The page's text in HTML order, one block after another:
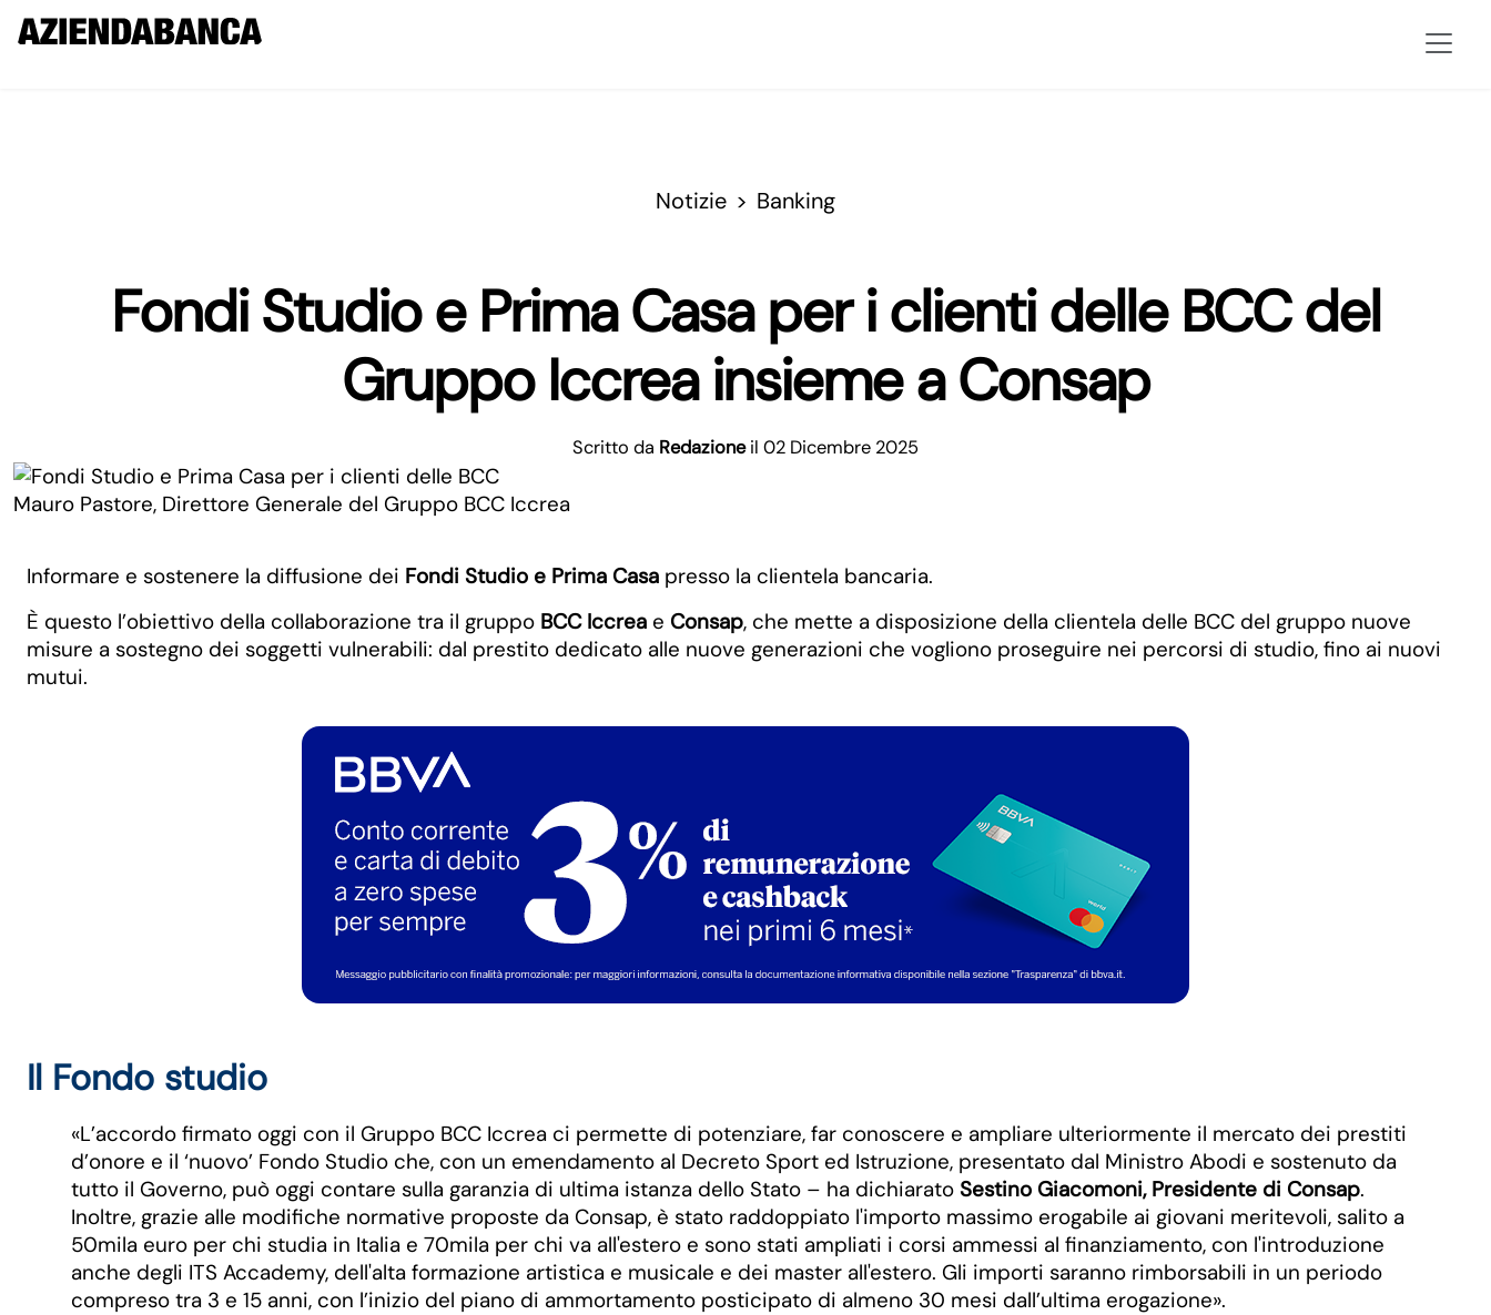
Notizie Banking
Fondi Studio e Prima Casa per i clienti delle BCC del
Gruppo Iccrea insieme a Consap
Scritto da Redazione il 02 Dicembre 2025
Mauro Pastore, Direttore Generale del Gruppo BCC Iccrea
Informare e sostenere la diffusione dei Fondi Studio e Prima Casa presso la clientela bancaria.
È questo l’obiettivo della collaborazione tra il gruppo BCC Iccrea e Consap, che mette a disposizione della clientela delle BCC del gruppo nuove
misure a sostegno dei soggetti vulnerabili: dal prestito dedicato alle nuove generazioni che vogliono proseguire nei percorsi di studio, fino ai nuovi
mutui.
Il Fondo studio
«L’accordo firmato oggi con il Gruppo BCC Iccrea ci permette di potenziare, far conoscere e ampliare ulteriormente il mercato dei prestiti
d’onore e il ‘nuovo’ Fondo Studio che, con un emendamento al Decreto Sport ed Istruzione, presentato dal Ministro Abodi e sostenuto da
tutto il Governo, può oggi contare sulla garanzia di ultima istanza dello Stato – ha dichiarato Sestino Giacomoni, Presidente di Consap.
Inoltre, grazie alle modifiche normative proposte da Consap, è stato raddoppiato l'importo massimo erogabile ai giovani meritevoli, salito a
50mila euro per chi studia in Italia e 70mila per chi va all'estero e sono stati ampliati i corsi ammessi al finanziamento, con l'introduzione
anche degli ITS Accademy, dell'alta formazione artistica e musicale e dei master all'estero. Gli importi saranno rimborsabili in un periodo
compreso tra 3 e 15 anni, con l’inizio del piano di ammortamento posticipato di almeno 30 mesi dall’ultima erogazione».